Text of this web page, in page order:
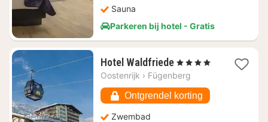
Sauna
Parkeren bij hotel - Gratis
Hotel Waldfriede1
nacht
vanaf
€
201,14
, 4 Sterren
Oostenrijk › Fügenberg
Ontgrendel korting
Zwembad